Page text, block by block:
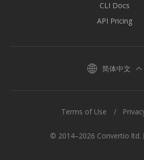
CLI Docs
API Pricing
简体中文
© 2014–2026 Convertio ltd.
Terms of Use